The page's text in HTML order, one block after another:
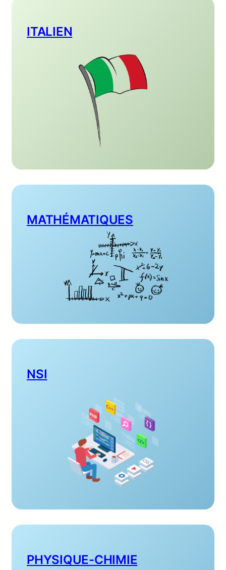
ITALIEN
MATHÉMATIQUES
NSI
PHYSIQUE-CHIMIE